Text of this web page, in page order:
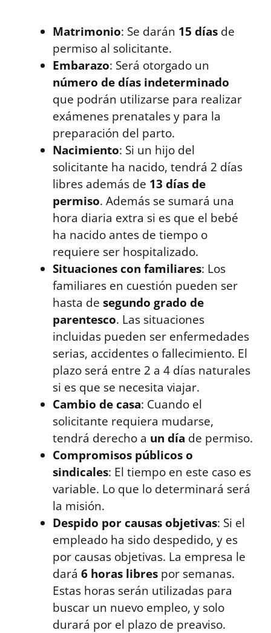
Matrimonio: Se darán 15 días de
permiso al solicitante.
Embarazo: Será otorgado un
número de días indeterminado
que podrán utilizarse para realizar
exámenes prenatales y para la
preparación del parto.
Nacimiento: Si un hijo del
solicitante ha nacido, tendrá 2 días
libres además de 13 días de
permiso. Además se sumará una
hora diaria extra si es que el bebé
ha nacido antes de tiempo o
requiere ser hospitalizado.
Situaciones con familiares: Los
familiares en cuestión pueden ser
hasta de segundo grado de
parentesco. Las situaciones
incluidas pueden ser enfermedades
serias, accidentes o fallecimiento. El
plazo será entre 2 a 4 días naturales
si es que se necesita viajar.
Cambio de casa: Cuando el
solicitante requiera mudarse,
tendrá derecho a un día de permiso.
Compromisos públicos o
sindicales: El tiempo en este caso es
variable. Lo que lo determinará será
la misión.
Despido por causas objetivas: Si el
empleado ha sido despedido, y es
por causas objetivas. La empresa le
dará 6 horas libres por semanas.
Estas horas serán utilizadas para
buscar un nuevo empleo, y solo
durará por el plazo de preaviso.